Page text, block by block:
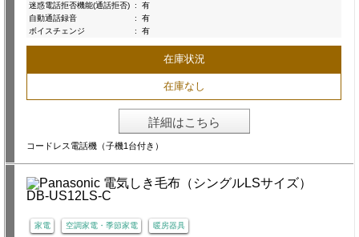
迷惑電話拒否機能(通話拒否) :
有
自動通話録音
:
有
ボイスチェンジ
: 有
在庫状況
在庫なし
詳細はこちら
コードレス電話機（子機1台付き）
家電 空調家電・季節家電 暖房器具